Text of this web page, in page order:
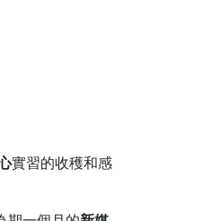
實習的收穫和感